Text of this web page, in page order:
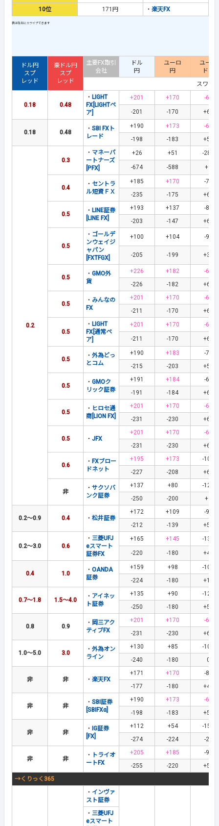
10位
171円 ・ 楽天FX
ドル円
スプ
レッド
豪ドル円
スプ
レッド
主要FX取引
会社
ドル
円
ユーロ
円
ユーロ
ドル
スワッ
0.18 0.48
・ LIGHT
FX[LIGHTペ
ア]
+201 +170 -60
-201 -170 +60
0.18 0.48
・ SBI FXト
レード
+190 +173
-63
-198
-183 +58
0.2
0.3
・ マネーパ
ートナーズ
[PFX]
+26 +51 -282
-674 -588 +1
0.4
・ セントラ
ル短資ＦＸ
+185 +170
-70
-235
-175 +69
0.5
・ LINE証券
[LINE FX]
+193 +137
-84
-203
-147 +69
0.5
・ ゴールデ
ンウェイジ
ャパン
[FXTFGX]
+100 +104 -92
-205 -199 +32
0.5
・ GMO外
貨
+226 +182
-60
-226
-182 +60
0.5
・ みんなの
FX
+201 +170
-60
-211
-170 +60
0.5
・ LIGHT
FX[通常ペ
ア]
+201 +170 -60
-211 -170 +60
0.5
・ 外為どっ
とコム
+190 +183
-74
-215
-203 +58
0.5
・ GMOク
リック証券
+191 +184
-67
-191
-184 +67
0.5
・ ヒロセ通
商[LION FX]
+201 +170
-61
-231
-230 +61
0.5 ・ JFX
+201 +170
-61
-231
-230 +61
0.6
・ FXブロー
ドネット
+195 +173
-108
-227
-208 +65
非
・ サクソバ
ンク証券
+137 +80
-123
-250
-200 +3
0.2～0.9 0.4 ・ 松井証券
+172 +109
-92
-212
-139 +52
0.2～3.0 0.6
・ 三菱UFJ
eスマート
証券FX
+165 +145 -139
-220 -180 +46
0.4 1.0
・ OANDA
証券
+159 +98
-109
-224
-180 +18
0.7～1.8 1.5～4.0
・ アイネッ
ト証券
+135 +90
-120
-250
-180 +50
0.8 0.9
・ 岡三アク
ティブFX
+201 +170
-61
-231
-230 +61
1.0～5.0 3.0
・ 外為オン
ライン
+130 +85
-105
-240
-180 0
非 非 ・ 楽天FX
+171 +170
-88
-177
-180 +41
非 非
・ SBI証券
[SBIFXα]
+190 +173
-63
-198
-183 +58
非 非
・ IG証券
[FX]
+112 +54
-151
-274
-224 -25
非 非
・
トライオ
ートFX
+205 +185
-95
-255
-220
+55
→くりっく365
・ インヴァ
スト証券
・ 三菱UFJ
eスマート